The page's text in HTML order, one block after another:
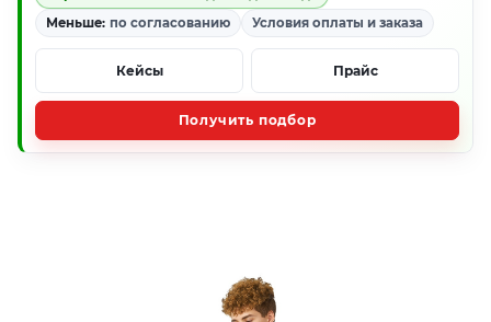
Меньше: по согласованию Условия оплаты и заказа
Кейсы Прайс
Получить подбор